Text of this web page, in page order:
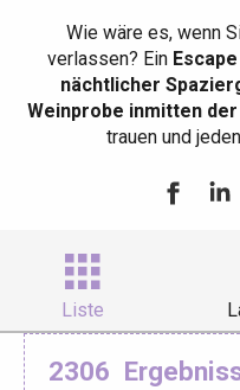
Wie wäre es, wenn
verlassen? EinEscape
nächtlicher
Weinprobe inmitten
trauen und
Liste
2306